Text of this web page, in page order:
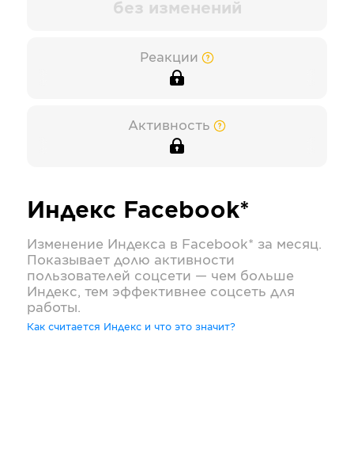
без изменений
Реакции
Активность
Индекс Facebook*
Изменение Индекса в Facebook* за месяц.
Показывает долю активности
пользователей соцсети — чем больше
Индекс, тем эффективнее соцсеть для
работы.
Как считается Индекс и что это значит?